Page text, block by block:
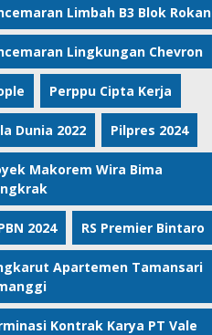
Limbah B3 Blok Rokan
Lingkungan Chevron
Perppu Cipta Kerja
Dunia 2022 Pilpres 2024
Makorem Wira Bima
2024 RS Premier Bintaro
Apartemen Tamansari
Kontrak Karya PT Vale